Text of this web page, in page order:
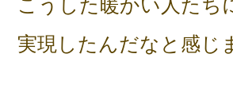
こうした暖かい人たち
実現したんだなと感じ